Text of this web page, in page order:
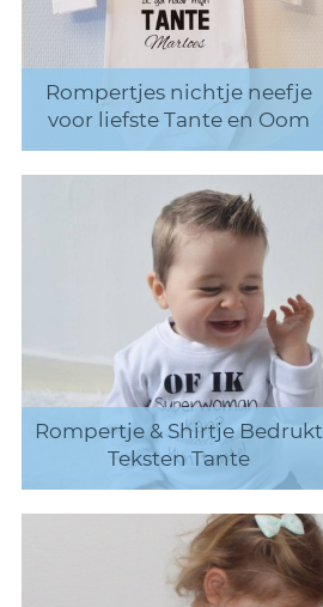
Rompertjes nichtje neefje
voor liefste Tante en Oom
Rompertje & Shirtje Bedrukt
Teksten Tante